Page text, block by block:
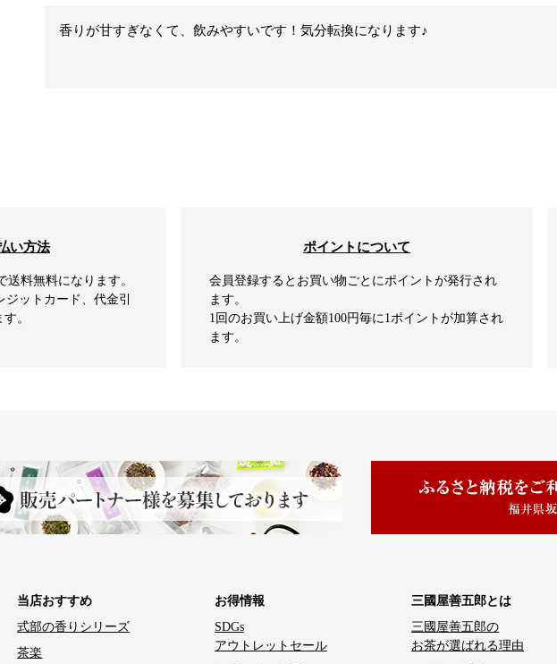
香りが甘すぎなくて、飲みやすいです！気分転換になります♪
い方法
送料無料になります。
ジットカード、代金引
。
ポイントについて
会員登録するとお買い物ごとにポイントが発行され
ます。
1回のお買い上げ金額100円毎に1ポイントが加算され
ます。
当店おすすめ
式部の香りシリーズ
茶楽
お得情報
SDGs
アウトレットセール
三國屋善五郎とは
三國屋善五郎の
お茶が選ばれる理由